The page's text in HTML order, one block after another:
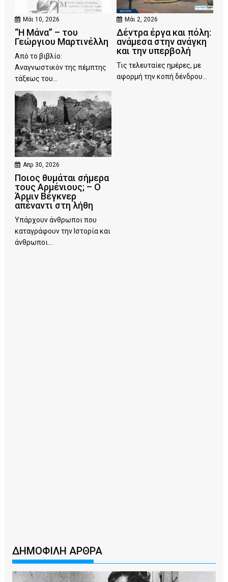
Μάι 10, 2026
“Η Μάνα” – του
Γεώργιου Μαρτινέλλη
Από το βιβλίο:
Αναγνωστικόν της πέμπτης
τάξεως του...
Μάι 2, 2026
Δέντρα έργα και πόλη:
ανάμεσα στην ανάγκη
και την υπερβολή
Τις τελευταίες ημέρες, με
αφορμή την κοπή δένδρου...
Απρ 30, 2026
Ποιος θυμάται σήμερα
τους Αρμένιους; – Ο
Άρμιν Βέγκνερ
απέναντι στη λήθη
Υπάρχουν άνθρωποι που
καταγράφουν την Ιστορία και
άνθρωποι...
ΔΗΜΟΦΙΛΗ ΑΡΘΡΑ